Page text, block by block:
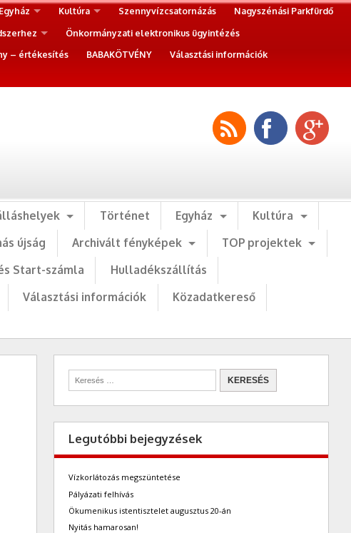
Egyház Kultúra Szennyvízcsatornázás
Nagyszénási Parkfürdő
Önkormányzati elektronikus ügyintézés
– értékesítés BABAKÖTVÉNY
Választási információk
Történet Egyház
Kultúra
újság Archivált fényképek
TOP projektek
Start-számla
Hulladékszállítás
Választási információk
Közadatkereső
Legutóbbi bejegyzések
Vízkorlátozás megszüntetése
Pályázati felhívás
Ökumenikus istentisztelet augusztus 20-án
Nyitás hamarosan!